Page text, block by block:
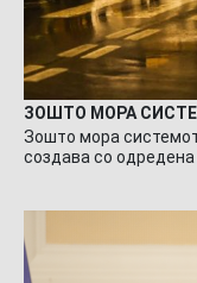
ЗОШТО МОРА
Зошто мора
создава со одредена